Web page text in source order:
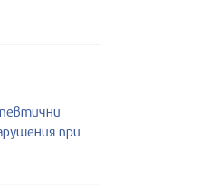
при